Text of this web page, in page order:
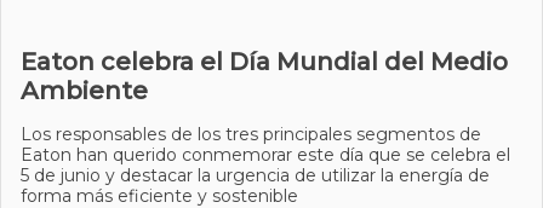
Eaton celebra el Día Mundial del Medio
Ambiente
Los responsables de los tres principales segmentos de
Eaton han querido conmemorar este día que se celebra el
5 de junio y destacar la urgencia de utilizar la energía de
forma más eficiente y sostenible